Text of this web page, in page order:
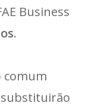
Business
.
comum